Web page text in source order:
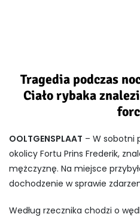
Tragedia podczas
Ciało rybaka
OOLTGENSPLAAT – W sobotni
okolicy Fortu Prins Frederik,
mężczyznę. Na miejsce
dochodzenie w sprawie
Według rzecznika chodzi o